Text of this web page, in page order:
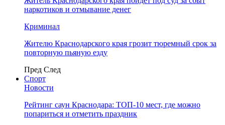
наркотиков и отмывание денег
Криминал
Жителю Краснодарского края грозит тюремный срок за
повторную пьяную езду
Пред След
Спорт
Новости
Рейтинг саун Краснодара: ТОП-10 мест, где можно
попариться и отметить праздник